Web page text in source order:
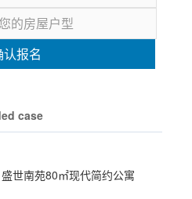
认报名
case
盛世南苑80㎡现代简约公寓